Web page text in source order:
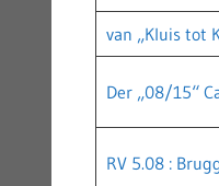
van „Kluis tot
Der „08/15“
RV 5.08 :